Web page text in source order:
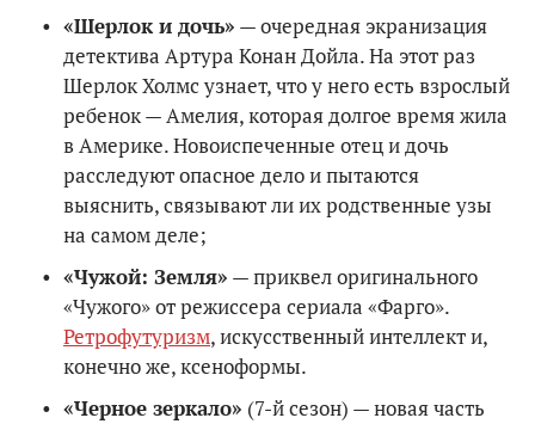
«Шерлок и дочь» — очередная экранизация
детектива Артура Конан Дойла. На этот раз
Шерлок Холмс узнает, что у него есть взрослый
ребенок — Амелия, которая долгое время жила
в Америке. Новоиспеченные отец и дочь
расследуют опасное дело и пытаются
выяснить, связывают ли их родственные узы
на самом деле;
«Чужой: Земля» — приквел оригинального
«Чужого» от режиссера сериала «Фарго».
Ретрофутуризм, искусственный интеллект и,
конечно же, ксеноформы.
«Черное зеркало» (7-й сезон) — новая часть